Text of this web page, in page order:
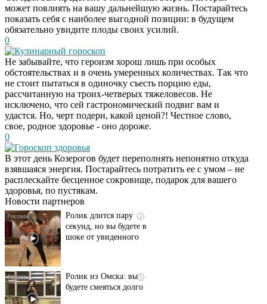
может повлиять на вашу дальнейшую жизнь. Постарайтесь
показать себя с наиболее выгодной позиции: в будущем
обязательно увидите плоды своих усилий.
0
Кулинарный гороскоп
Не забывайте, что героизм хорош лишь при особых
обстоятельствах и в очень умеренных количествах. Так что
не стоит пытаться в одиночку съесть порцию еды,
рассчитанную на троих-четверых тяжеловесов. Не
исключено, что сей гастрономический подвиг вам и
удастся. Но, черт подери, какой ценой?! Честное слово,
свое, родное здоровье - оно дороже.
0
Гороскоп здоровья
В этот день Козерогов будет переполнять непонятно откуда
взявшаяся энергия. Постарайтесь потратить ее с умом – не
расплескайте бесценное сокровище, подарок для вашего
здоровья, по пустякам.
Новости партнеров
Этот танец невесты
оставит вас без слов!
Пересмотрела 10 раз
i
Ролик длится пару
секунд, но вы будете в
шоке от увиденного
i
Ролик из Омска: вы
будете смеяться долго